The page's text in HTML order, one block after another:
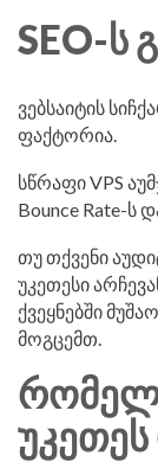
SEO-Ს
ვებსაიტის
ფაქტორია.
სწრაფი VPS
Bounce Rate-ს
თუ თქვენი
უკეთესი
ქვეყნებში
მოგცემთ.